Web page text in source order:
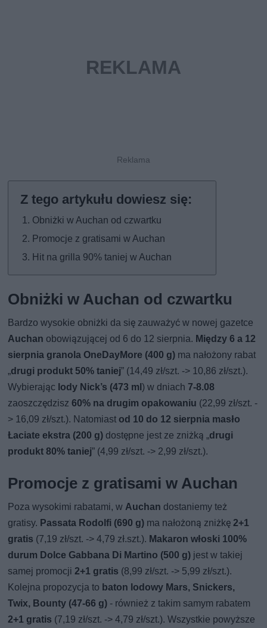
Obniżki w Auchan od czwartku
Promocje z gratisami w Auchan
Hit na grilla 90% taniej w Auchan
Obniżki w Auchan od czwartku
Bardzo wysokie obniżki da się zauważyć w nowej gazetce
Auchan obowiązującej od 6 do 12 sierpnia. Między 6 a 12
sierpnia granola OneDayMore (400 g) ma nałożony rabat
„drugi produkt 50% taniej” (14,49 zł/szt. -> 10,86 zł/szt.).
Wybierając lody Nick’s (473 ml) w dniach 7-8.08
zaoszczędzisz60% na drugim opakowaniu (22,99 zł/szt. -
> 16,09 zł/szt.). Natomiast od 10 do 12 sierpnia masło
Łaciate ekstra (200 g) dostępne jest ze zniżką „drugi
produkt 80% taniej” (4,99 zł/szt. -> 2,99 zł/szt.).
Promocje z gratisami w Auchan
Poza wysokimi rabatami, wAuchan dostaniemy też
gratisy. Passata Rodolfi (690 g) ma nałożoną zniżkę2+1
gratis (7,19 zł/szt. -> 4,79 zł.szt.). Makaron włoski 100%
durum Dolce Gabbana Di Martino (500 g) jest w takiej
samej promocji2+1 gratis (8,99 zł/szt. -> 5,99 zł/szt.).
Kolejna propozycja to baton lodowy Mars, Snickers,
Twix, Bounty (47-66 g) - również z takim samym rabatem
2+1 gratis (7,19 zł/szt. -> 4,79 zł/szt.). Wszystkie powyższe